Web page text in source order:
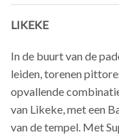
LIKEKE
In de buurt van de
leiden, torenen
opvallende
van Likeke, met een
van de tempel. Met